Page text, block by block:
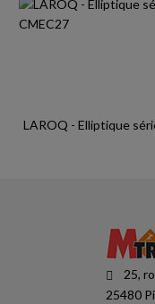
LAROQ - Elliptique
25,
25480